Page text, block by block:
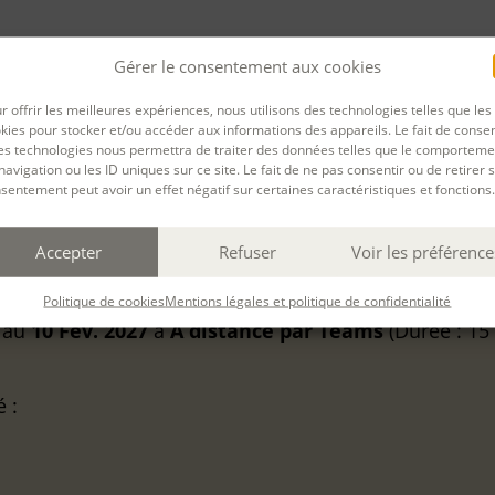
Gérer le consentement aux cookies
offrir les meilleures expériences, nous utilisons des technologies telles que les
pour stocker et/ou accéder aux informations des appareils. Le fait de
technologies nous permettra de traiter des données telles que le
ou les ID uniques sur ce site. Le fait de ne pas consentir ou de retirer
peut avoir un effet négatif sur certaines caractéristiques et fonctions.
Accepter Refuser Voir les
Politique de cookiesMentions légales et politique de confidentialité
PARTAGER
mise à jour : 31/03/2026
10 Fév. 2027àA distance par Teams(Durée : 15
: